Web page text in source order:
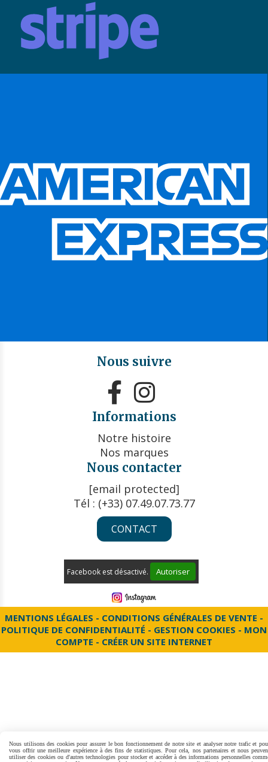
Nous suivre
 
Informations
Notre histoire
Nos marques
Nous contacter
[email protected]
Tél : (+33) 07.49.07.73.77
CONTACT
Facebook est désactivé. Autoriser
MENTIONS LÉGALES
CONDITIONS GÉNÉRALES DE VENTE
POLITIQUE DE CONFIDENTIALITÉ
GESTION COOKIES
MON
COMPTE
CRÉER UN SITE INTERNET
Nous utilisons des cookies pour assurer le bon fonctionnement de notre site et analyser notre trafic et
vous offrir une meilleure expérience à des fins de statistiques. Pour cela, nos partenaires et nous
utiliser des cookies ou d'autres technologies pour stocker et accéder à des informations personnelles